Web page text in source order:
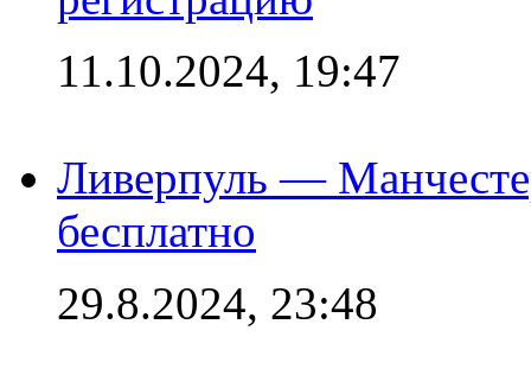
11.10.2024, 19:47
Ливерпуль —
бесплатно
29.8.2024, 23:48